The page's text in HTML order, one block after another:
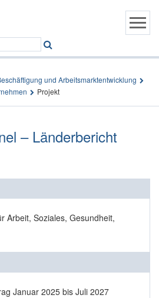
und Arbeitsmarktentwicklung
Projekt
– Länderbericht
Arbeit, Soziales, Gesundheit,
Januar 2025 bis Juli 2027